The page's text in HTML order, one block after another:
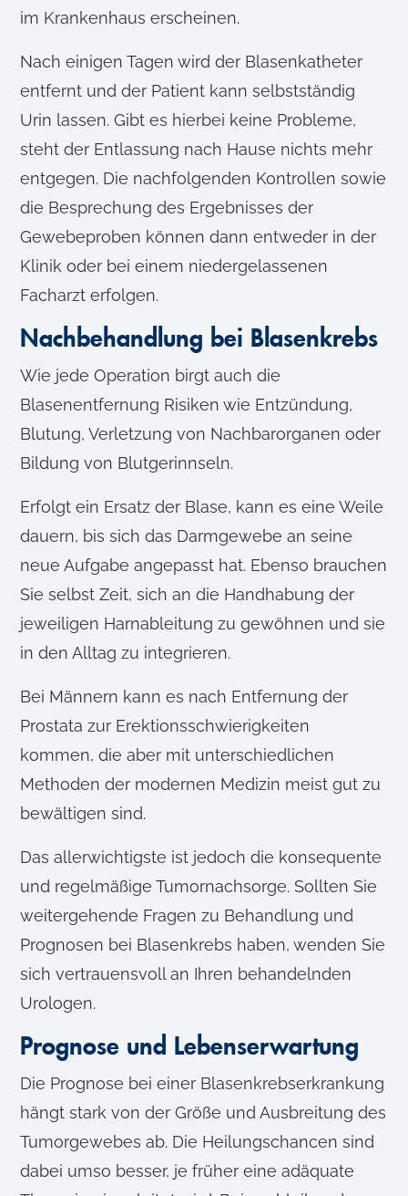
im Krankenhaus erscheinen.
Nach einigen Tagen wird der Blasenkatheter
entfernt und der Patient kann selbstständig
Urin lassen. Gibt es hierbei keine Probleme,
steht der Entlassung nach Hause nichts mehr
entgegen. Die nachfolgenden Kontrollen sowie
die Besprechung des Ergebnisses der
Gewebeproben können dann entweder in der
Klinik oder bei einem niedergelassenen
Facharzt erfolgen.
Nachbehandlung bei Blasenkrebs
Wie jede Operation birgt auch die
Blasenentfernung Risiken wie Entzündung,
Blutung, Verletzung von Nachbarorganen oder
Bildung von Blutgerinnseln.
Erfolgt ein Ersatz der Blase, kann es eine Weile
dauern, bis sich das Darmgewebe an seine
neue Aufgabe angepasst hat. Ebenso brauchen
Sie selbst Zeit, sich an die Handhabung der
jeweiligen Harnableitung zu gewöhnen und sie
in den Alltag zu integrieren.
Bei Männern kann es nach Entfernung der
Prostata zur Erektionsschwierigkeiten
kommen, die aber mit unterschiedlichen
Methoden der modernen Medizin meist gut zu
bewältigen sind.
Das allerwichtigste ist jedoch die konsequente
und regelmäßige Tumornachsorge. Sollten Sie
weitergehende Fragen zu Behandlung und
Prognosen bei Blasenkrebs haben, wenden Sie
sich vertrauensvoll an Ihren behandelnden
Urologen.
Prognose und Lebenserwartung
Die Prognose bei einer Blasenkrebserkrankung
hängt stark von der Größe und Ausbreitung des
Tumorgewebes ab. Die Heilungschancen sind
dabei umso besser, je früher eine adäquate